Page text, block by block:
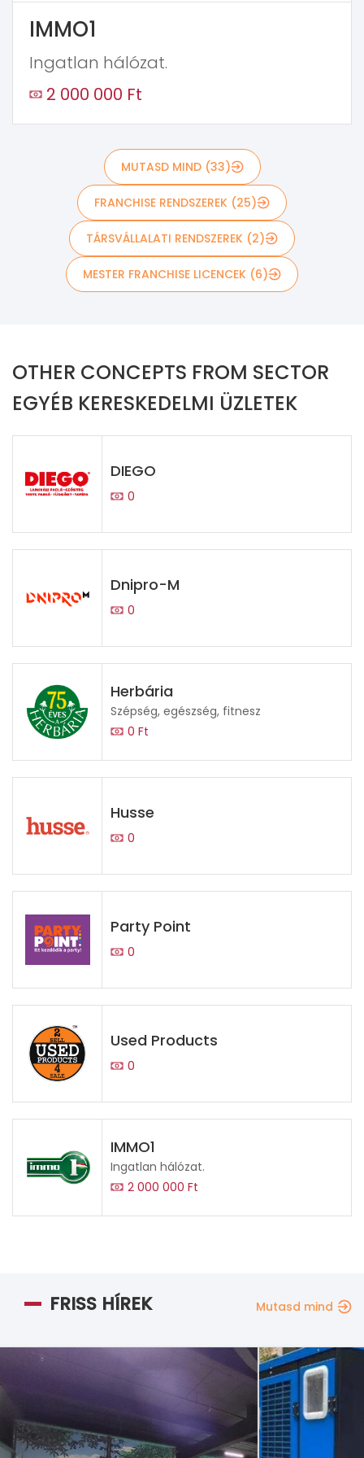
IMMO1
Ingatlan hálózat.
2 000 000 Ft
MUTASD MIND (33)
FRANCHISE RENDSZEREK (25)
TÁRSVÁLLALATI RENDSZEREK (2)
MESTER FRANCHISE LICENCEK (6)
OTHER CONCEPTS FROM SECTOR
EGYÉB KERESKEDELMI ÜZLETEK
DIEGO
0
Dnipro-M
0
Herbária
Szépség, egészség, fitnesz
0 Ft
Husse
0
Party Point
0
Used Products
0
IMMO1
Ingatlan hálózat.
2 000 000 Ft
FRISS HÍREK Mutasd mind